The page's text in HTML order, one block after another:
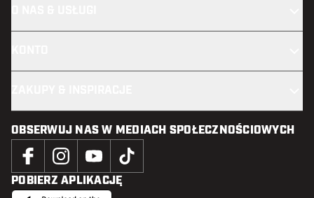
OBSERWUJ NAS W MEDIACH SPOŁECZNOŚCIOWYCH
POBIERZ APLIKACJĘ